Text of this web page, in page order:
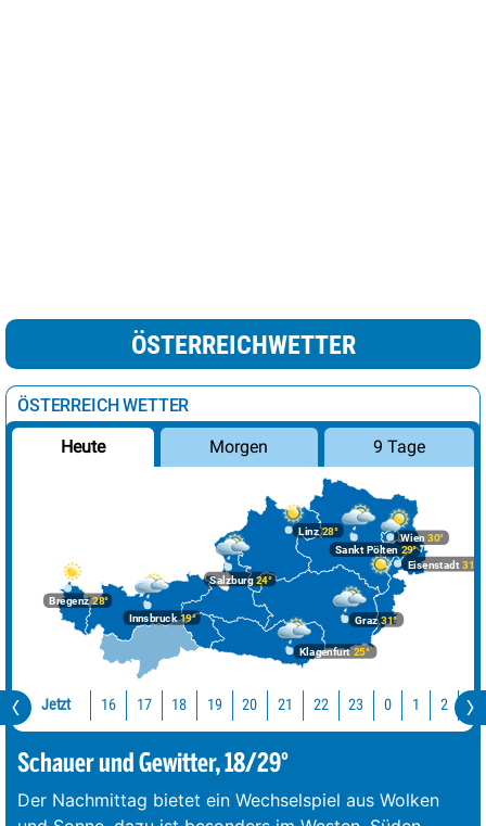
ÖSTERREICHWETTER
ÖSTERREICH WETTER
Heute Morgen 9 Tage
Bregenz28°
Graz31°
Innsbruck19°
Klagenfurt 25°
Linz28°
Salzburg24°
Wien 30°
Eisenstadt 31°
Sankt Pölten 29°
Jetzt 16 17 18 19 20 21 22 23 0 1 2 3
Schauer und Gewitter, 18/29°
Der Nachmittag bietet ein Wechselspiel aus Wolken